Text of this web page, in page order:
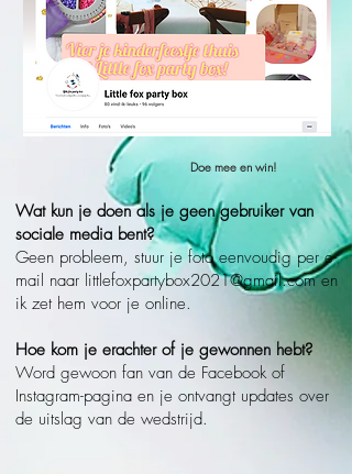
Wat kun je doen als je geen gebruiker van
sociale media bent?
Geen probleem, stuur je foto eenvoudig per e-
mail naar littlefoxpartybox2021@gmail.comen
ik zet hem voor je online.
Hoe kom je erachter of je gewonnen hebt?
Word gewoon fan van de Facebook of
Instagram-pagina en je ontvangt updates over
de uitslag van de wedstrijd.
Doe mee en win!